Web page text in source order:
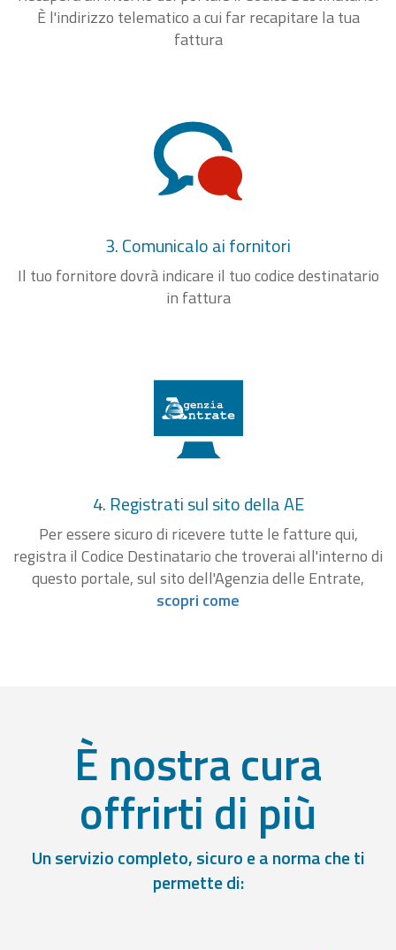
È l'indirizzo telematico a cui far recapitare la tua
fattura
3. Comunicalo ai fornitori
Il tuo fornitore dovrà indicare il tuo codice destinatario
in fattura
4. Registrati sul sito della AE
Per essere sicuro di ricevere tutte le fatture qui,
registra il Codice Destinatario che troverai all'interno di
questo portale, sul sito dell'Agenzia delle Entrate,
scopri come
È nostra cura
offrirti di più
Un servizio completo, sicuro e a norma che ti
permette di: